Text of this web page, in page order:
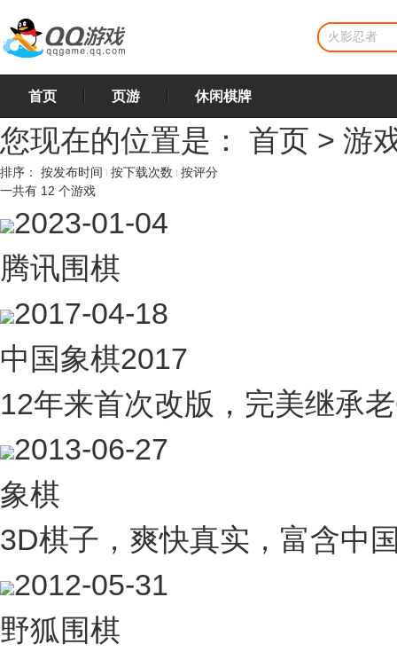
首页 页游 休闲棋牌
您现在的位置是： 首页 > 游
排序： 按发布时间 按下载次数
按评分
一共有 12 个游戏
2023-01-04
腾讯围棋
2017-04-18
中国象棋2017
12年来首次改版，完美继承
2013-06-27
象棋
3D棋子，爽快真实，富含中
2012-05-31
野狐围棋